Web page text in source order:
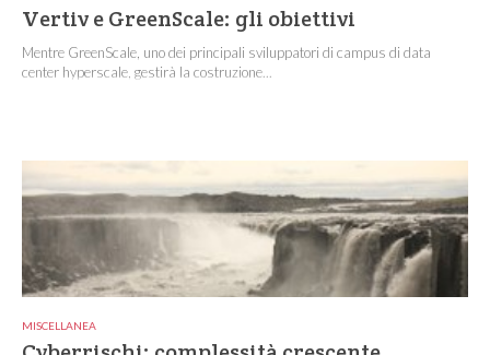
Vertiv e GreenScale: gli obiettivi
Mentre GreenScale, uno dei principali sviluppatori di campus di data
center hyperscale, gestirà la costruzione...
MISCELLANEA